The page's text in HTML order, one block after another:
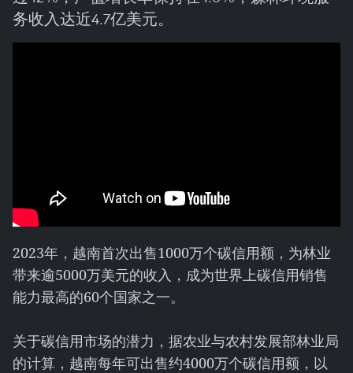
务收入达近4.7亿美元。
2023年，越南首次出售1000万个碳信用额，为林业
带来逾5000万美元的收入，成为世界上碳信用销售
能力最高的60个国家之一。
关于碳信用市场的潜力，据农业与农村发展部林业局
的计算，越南每年可出售约4000万个碳信用额，以